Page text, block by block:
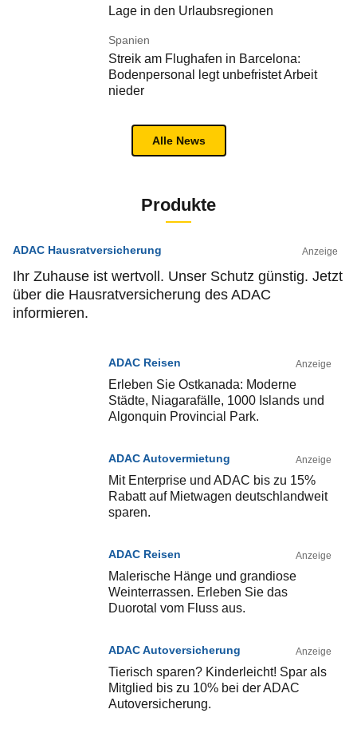
Lage in den Urlaubsregionen
Spanien
Streik am Flughafen in Barcelona:
Bodenpersonal legt unbefristet Arbeit
nieder
Alle News
Produkte
ADAC Hausratversicherung Anzeige
Ihr Zuhause ist wertvoll. Unser Schutz günstig. Jetzt
über die Hausratversicherung des ADAC
informieren.
ADAC Reisen Anzeige
Erleben Sie Ostkanada: Moderne
Städte, Niagarafälle, 1000 Islands und
Algonquin Provincial Park.
ADAC Autovermietung Anzeige
Mit Enterprise und ADAC bis zu 15%
Rabatt auf Mietwagen deutschlandweit
sparen.
ADAC Reisen Anzeige
Malerische Hänge und grandiose
Weinterrassen. Erleben Sie das
Duorotal vom Fluss aus.
ADAC Autoversicherung Anzeige
Tierisch sparen? Kinderleicht! Spar als
Mitglied bis zu 10% bei der ADAC
Autoversicherung.